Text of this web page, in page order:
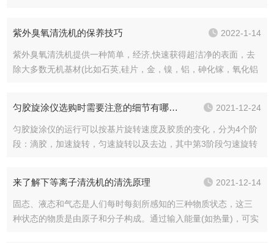
备与真空...
紫外臭氧清洗机的保养技巧 2022-1-14
紫外臭氧清洗机提供一种简单，经济,快速获得超洁净的表面，去
除大多数无机基材(比如石英,硅片，金，镍，铝，砷化镓，氧化铝
亲疏水性...
匀胶旋涂仪选购时需要注意的细节有哪些？ 2021-12-24
匀胶旋涂仪的运行可以按基片旋转速度及胶质的变化，分为4个阶
段：滴胶，加速旋转，匀速旋转以及去边，其中第3阶段匀速旋转
状图，或产生...
来了解下等离子清洗机的清洗原理 2021-12-14
固态、液态和气态是人们每时每刻所感知的三种物质状态，这三
种状态的物质是由原子和分子构成。通过输入能量(如热量)，可实